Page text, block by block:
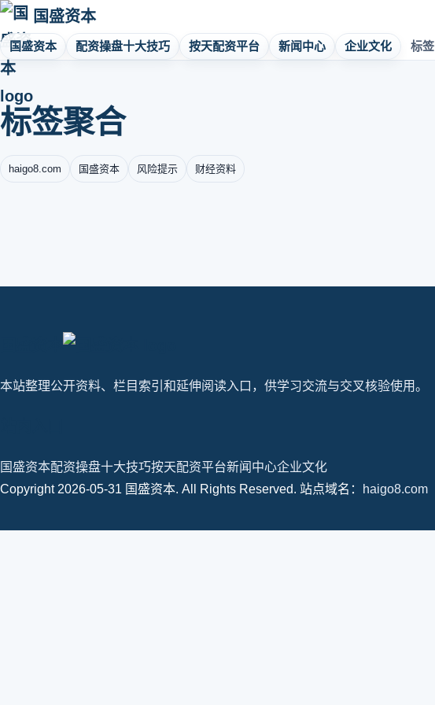
国盛资本
国盛资本 配资操盘十大技巧 按天配资平台 新闻中心 企业文化 标签
标签聚合
haigo8.com 国盛资本 风险提示 财经资料
本站整理公开资料、栏目索引和延伸阅读入口，供学习交流与交叉核验使用。
国盛资本配资操盘十大技巧按天配资平台新闻中心企业文化
Copyright 2026-05-31 国盛资本. All Rights Reserved. 站点域名：
haigo8.com